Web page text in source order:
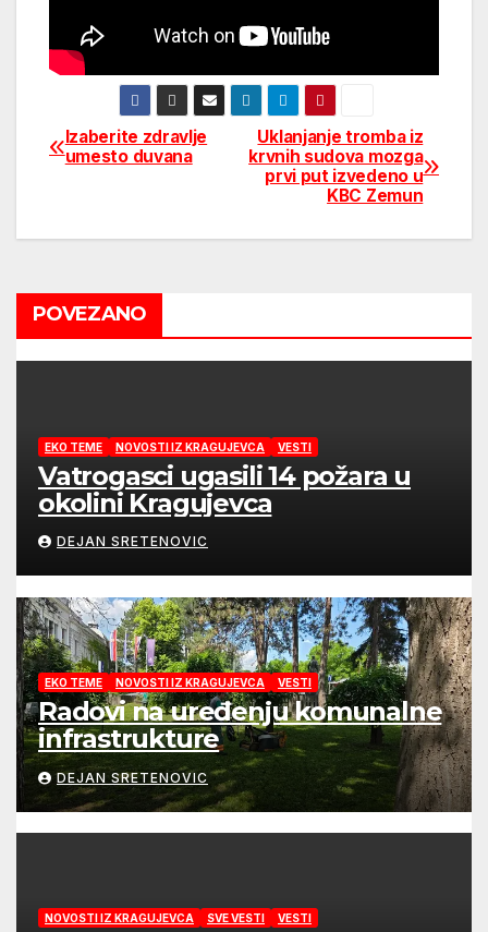
Post
Uklanjanje tromba iz
krvnih sudova mozga
prvi put izvedeno u
KBC Zemun
Izaberite zdravlje
umesto duvana
POVEZANO
EKO TEME NOVOSTI IZ KRAGUJEVCA VESTI
Vatrogasci ugasili 14 požara u
okolini Kragujevca
DEJAN SRETENOVIC
EKO TEME NOVOSTI IZ KRAGUJEVCA VESTI
Radovi na uređenju komunalne
infrastrukture
DEJAN SRETENOVIC
NOVOSTI IZ KRAGUJEVCA SVE VESTI VESTI